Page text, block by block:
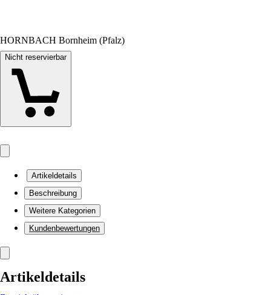
HORNBACH Bornheim (Pfalz)
Nicht reservierbar
Artikeldetails
Beschreibung
Weitere Kategorien
Kundenbewertungen
Artikeldetails